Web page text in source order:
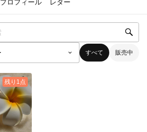
プロフィール レター
すべて 販売中
残り1点